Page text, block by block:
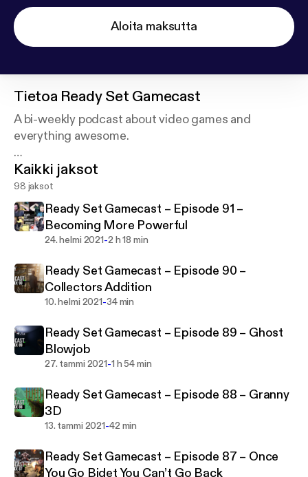
Aloita maksutta
Tietoa Ready Set Gamecast
A bi-weekly podcast about video games and
everything awesome.
Hosted by Bryce (@lastgeek), Darrian
(@DexteriDee) and Matt (@DilbertPickled)
Kaikki jaksot
98 jaksot
Ready Set Gamecast – Episode 91 –
Becoming More Powerful
24. helmi 2021-2 h 18 min
Ready Set Gamecast – Episode 90 –
Collectors Addition
10. helmi 2021-34 min
Ready Set Gamecast – Episode 89 – Ghost
Blowjob
27. tammi 2021-1 h 54 min
Ready Set Gamecast – Episode 88 – Granny
3D
13. tammi 2021-42 min
Ready Set Gamecast – Episode 87 – Once
You Go Bidet You Can’t Go Back